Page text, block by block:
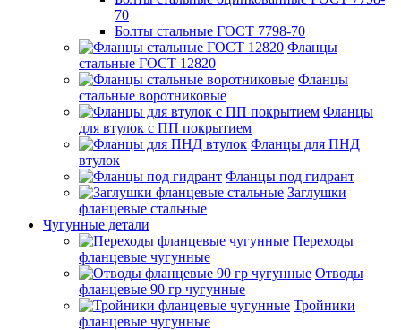
70
Болты стальные ГОСТ 7798-70
Фланцы
стальные ГОСТ 12820
Фланцы
стальные воротниковые
Фланцы
для втулок с ПП покрытием
Фланцы для ПНД
втулок
Фланцы под гидрант
Заглушки
фланцевые стальные
Чугунные детали
Переходы
фланцевые чугунные
Отводы
фланцевые 90 гр чугунные
Тройники
фланцевые чугунные